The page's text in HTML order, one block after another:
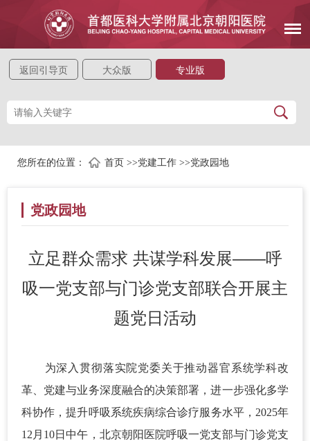
返回引导页 大众版 专业版
您所在的位置： 首页 >>党建工作 >>党政园地
党政园地
立足群众需求 共谋学科发展——呼
吸一党支部与门诊党支部联合开展主
题党日活动
为深入贯彻落实院党委关于推动器官系统学科改
革、党建与业务深度融合的决策部署，进一步强化多学
科协作，提升呼吸系统疾病综合诊疗服务水平，2025年
12月10日中午，北京朝阳医院呼吸一党支部与门诊党支